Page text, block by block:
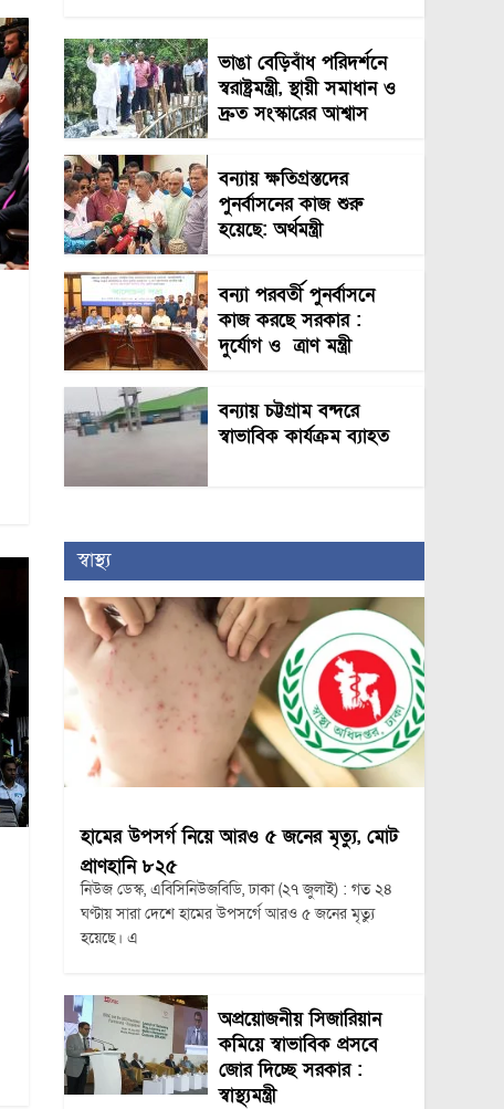
ভাঙা বেড়িবাঁধ পরিদর্শনে
স্বরাষ্ট্রমন্ত্রী, স্থায়ী সমাধান ও
দ্রুত সংস্কারের আশ্বাস
বন্যায় ক্ষতিগ্রস্তদের
পুনর্বাসনের কাজ শুরু
হয়েছে: অর্থমন্ত্রী
বন্যা পরবর্তী পুনর্বাসনে
কাজ করছে সরকার :
দুর্যোগ ও ত্রাণ মন্ত্রী
বন্যায় চট্টগ্রাম বন্দরে
স্বাভাবিক কার্যক্রম ব্যাহত
স্বাস্থ্য
হামের উপসর্গ নিয়ে আরও ৫ জনের মৃত্যু, মোট
প্রাণহানি ৮২৫
নিউজ ডেস্ক, এবিসিনিউজবিডি, ঢাকা (২৭ জুলাই) : গত ২৪
ঘণ্টায় সারা দেশে হামের উপসর্গে আরও ৫ জনের মৃত্যু
হয়েছে। এ
অপ্রয়োজনীয় সিজারিয়ান
কমিয়ে স্বাভাবিক প্রসবে
জোর দিচ্ছে সরকার :
স্বাস্থ্যমন্ত্রী